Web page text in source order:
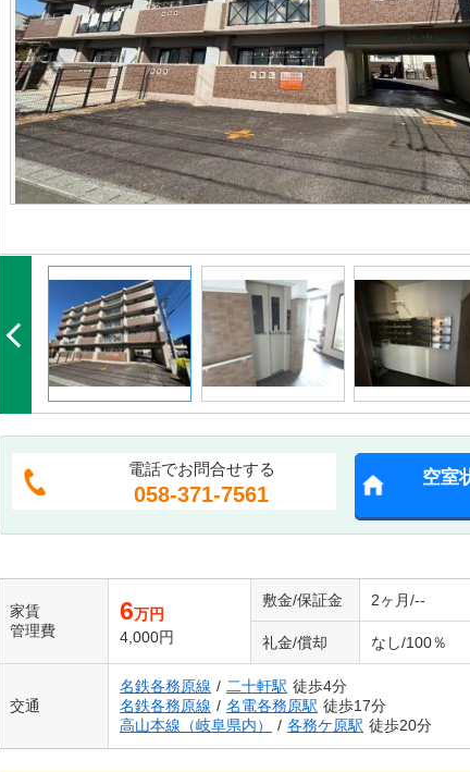
電話でお問合せする
058-371-7561
空室
家賃
管理費
6万円
4,000円
敷金/保証金 2ヶ月/--
礼金/償却 なし/100％
交通
名鉄各務原線 / 二十軒駅 徒歩4分
名鉄各務原線 / 名電各務原駅 徒歩17分
高山本線（岐阜県内）
/ 各務ケ原駅 徒歩20分